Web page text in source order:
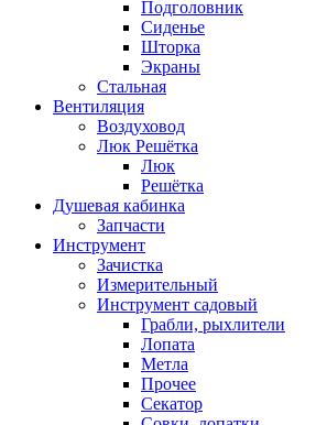
Подголовник
Сиденье
Шторка
Экраны
Стальная
Вентиляция
Воздуховод
Люк Решётка
Люк
Решётка
Душевая кабинка
Запчасти
Инструмент
Зачистка
Измерительный
Инструмент садовый
Грабли, рыхлители
Лопата
Метла
Прочее
Секатор